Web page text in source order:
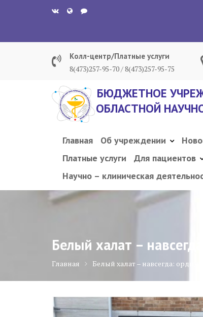
Колл-центр/Платные услуги
8(473)257-95-70 / 8(473)257-95-75
БЮДЖЕТНОЕ
ОБЛАСТНОЙ
Главная Об учреждении
Платные услуги
Для пациентов
Научно – клиническая
Белый халат –
Главная Белый халат – навсегда: